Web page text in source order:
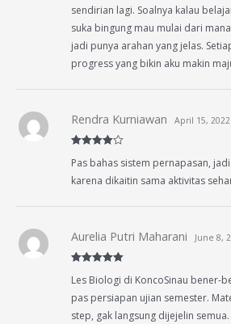
sendirian lagi. Soalnya kalau
suka bingung mau mulai dari
jadi punya arahan yang jelas.
progress yang bikin aku makin
out of 5
Rendra Kurniawan April 15, 2022
Pas bahas sistem pernapasan,
karena dikaitin sama aktivitas
of 5
Aurelia Putri Maharani June 8,
Les Biologi di KoncoSinau bener-
pas persiapan ujian semester.
step, gak langsung dijejelin